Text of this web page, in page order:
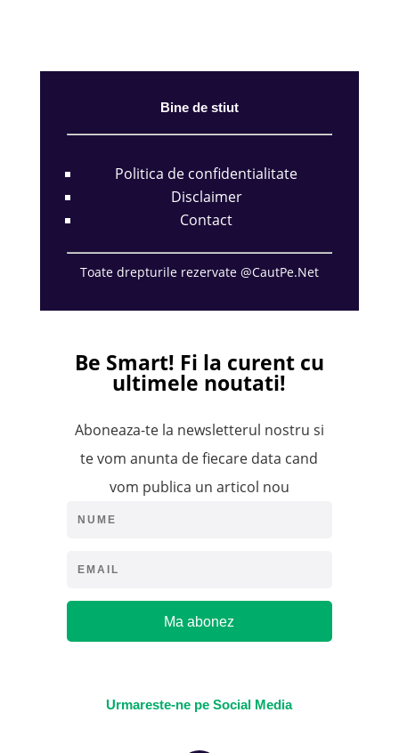
Bine de stiut
Politica de confidentialitate
Disclaimer
Contact
Toate drepturile rezervate @CautPe.Net
Be Smart! Fi la curent cu
ultimele noutati!
Aboneaza-te la newsletterul nostru si
te vom anunta de fiecare data cand
vom publica un articol nou
Ma abonez
Urmareste-ne pe Social Media